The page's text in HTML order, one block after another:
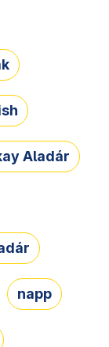
Aladár
napp